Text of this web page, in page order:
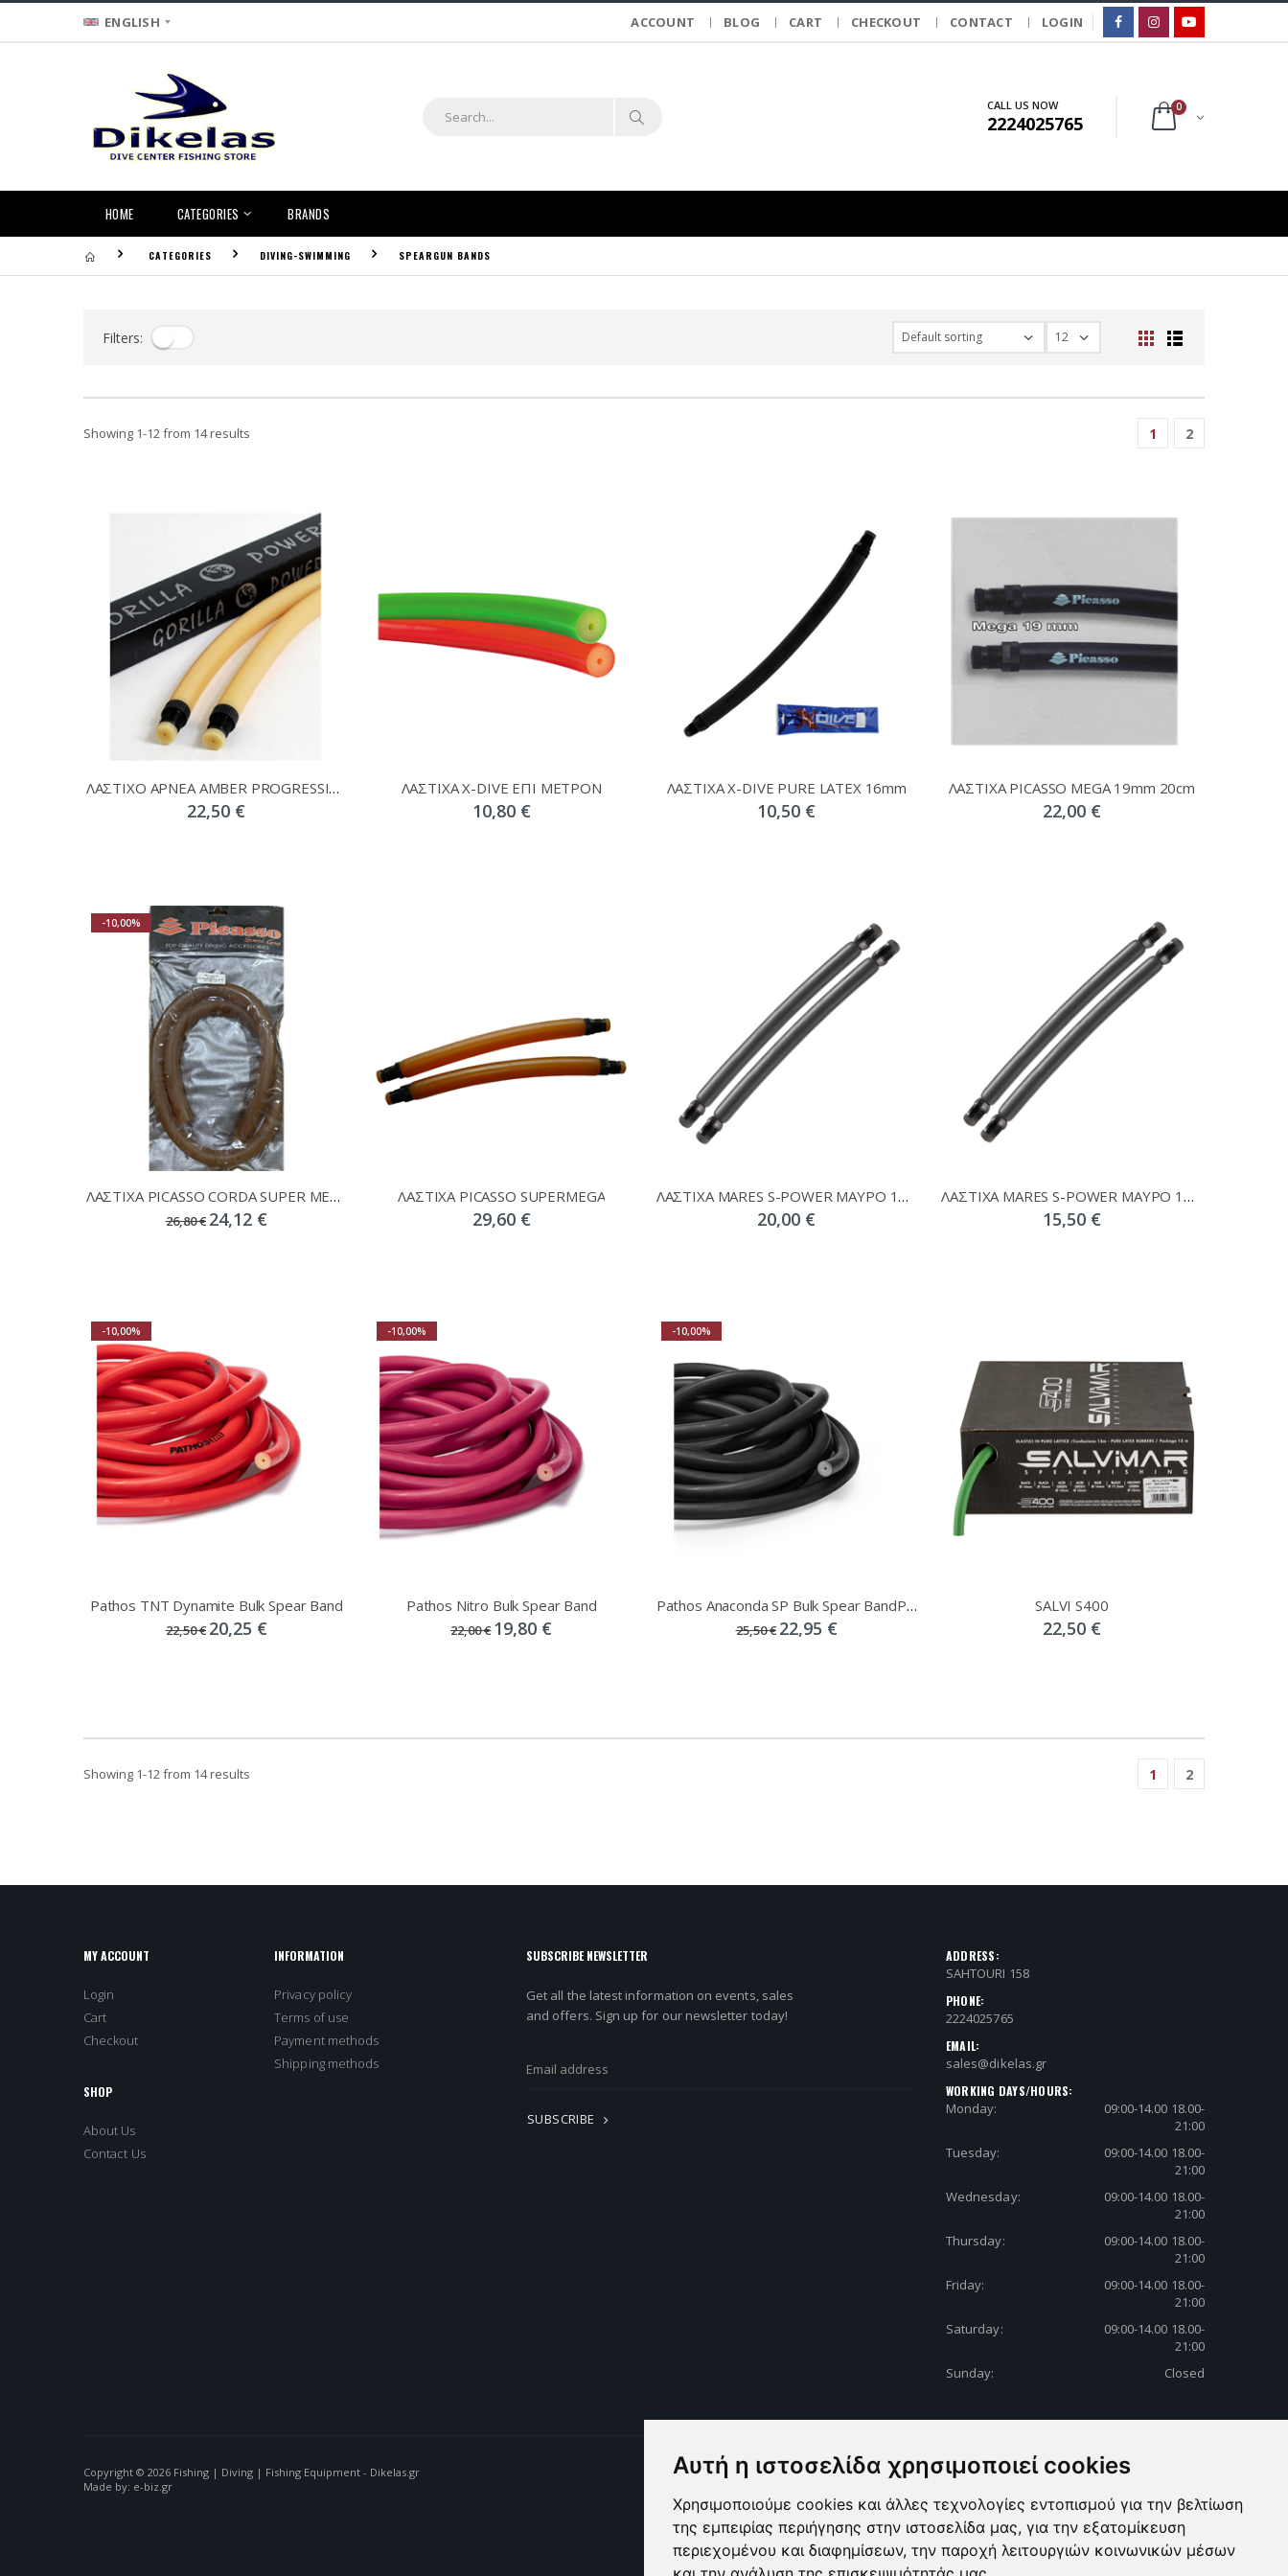
Αυτή η ιστοσελίδα χρησιμοποιεί cookies
Χρησιμοποιούμε cookies και άλλες τεχνολογίες εντοπισμού για την βελτίωση
της εμπειρίας περιήγησης στην ιστοσελίδα μας, για την εξατομίκευση
περιεχομένου και διαφημίσεων, την παροχή λειτουργιών κοινωνικών μέσων
ENGLISH ACCOUNT BLOG CART CHECKOUT CONTACT LOGIN
CALL US NOW
2224025765
0
HOME CATEGORIES BRANDS
CATEGORIES DIVING-SWIMMING SPEARGUN BANDS
Filters:
Showing 1-12from 14 results 1 2
ΛΑΣΤΙΧΟ APNEA AMBER PROGRESSIVE GORILLA
22,50 €
ΛΑΣΤΙΧΑ X-DIVE ΕΠΙ ΜΕΤΡΟΝ
10,80 €
ΛΑΣΤΙΧΑ X-DIVE PURE LATEX 16mm
10,50 €
ΛΑΣΤΙΧΑ PICASSO MEGA 19mm 20cm
22,00 €
-10,00%
ΛΑΣΤΙΧΑ PICASSO CORDA SUPER MEGA 21mm 1ΜΕΤΡΟ
26,80 € 24,12 €
ΛΑΣΤΙΧΑ PICASSO SUPERMEGA
29,60 €
ΛΑΣΤΙΧΑ MARES S-POWER ΜΑΥΡΟ 19mm
20,00 €
ΛΑΣΤΙΧΑ MARES S-POWER ΜΑΥΡΟ 17,5mm
15,50 €
-10,00%
Pathos TNT Dynamite Bulk Spear Band
22,50 € 20,25 €
-10,00%
Pathos Nitro Bulk Spear Band
22,00 €19,80 €
-10,00%
Pathos Anaconda SP Bulk Spear BandPathos Anaconda SP Bulk Spear Band
25,50 € 22,95 €
SALVI S400
22,50 €
Showing 1-12from 14 results 1 2
MY ACCOUNT
Login
Cart
Checkout
SHOP
About Us
Contact Us
INFORMATION
Privacy policy
Terms of use
Payment methods
Shipping methods
SUBSCRIBE NEWSLETTER
Get all the latest information on events, sales
and offers. Sign up for our newsletter today!
SUBSCRIBE
ADDRESS:
SAHTOURI 158
PHONE:
2224025765
EMAIL:
sales@dikelas.gr
WORKING DAYS/HOURS:
Monday:
09:00-14.00 18.00-
21:00
Tuesday:
09:00-14.00 18.00-
21:00
Wednesday:
09:00-14.00 18.00-
21:00
Thursday:
09:00-14.00 18.00-
21:00
Friday:
09:00-14.00 18.00-
21:00
Saturday:
09:00-14.00 18.00-
21:00
Sunday:
Closed
Copyright © 2026 Fishing | Diving | Fishing Equipment - Dikelas.gr
Made by: e-biz.gr